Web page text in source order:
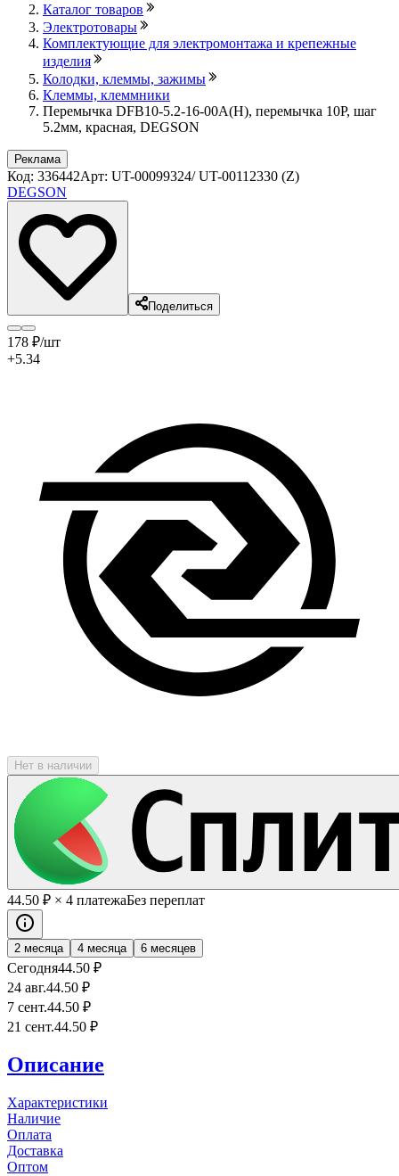
Каталог товаров
Электротовары
Комплектующие для электромонтажа и крепежные
изделия
Колодки, клеммы, зажимы
Клеммы, клеммники
Перемычка DFB10-5.2-16-00A(H), перемычка 10P, шаг
5.2мм, красная, DEGSON
Реклама
Код: 336442Арт: UT-00099324/ UT-00112330 (Z)
DEGSON
Поделиться
178 ₽/шт
+5.34
Нет в наличии
44.50 ₽ × 4 платежаБез переплат
2 месяца 4 месяца 6 месяцев
Сегодня44.50 ₽
24 авг.44.50 ₽
7 сент.44.50 ₽
21 сент.44.50 ₽
Описание
Характеристики
Наличие
Оплата
Доставка
Оптом